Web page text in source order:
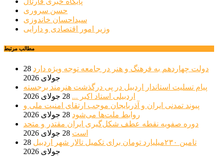
حسن سروری
سیداحسان خاندوزی
وزیر امور اقتصادی و دارایی
مطالب مرتبط
دولت چهاردهم به فرهنگ و هنر در جامعه توجه ویژه دارد 28
جولای 2026
پیام تسلیت استاندار اردبیل در پی درگذشت هنرمند برجسته
اردبیلی استاد اکبر ... 28 جولای 2026
پیوند تمدنی ایران و آذربایجان موجب ارتقای امنیت ملی و
روابط ملت‌ها می‌شود 28 جولای 2026
دوره صفویه نقطه عطف شکل‌گیری ایران مقتدر و متحد
است 28 جولای 2026
تامین ۲۳۰میلیارد تومان برای تکمیل تالار شهر اردبیل
28
جولای 2026